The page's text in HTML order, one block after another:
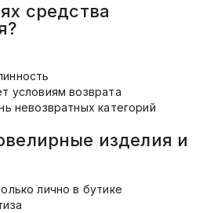
средства
условиям возврата
невозвратных категорий
изделия и
лично в бутике